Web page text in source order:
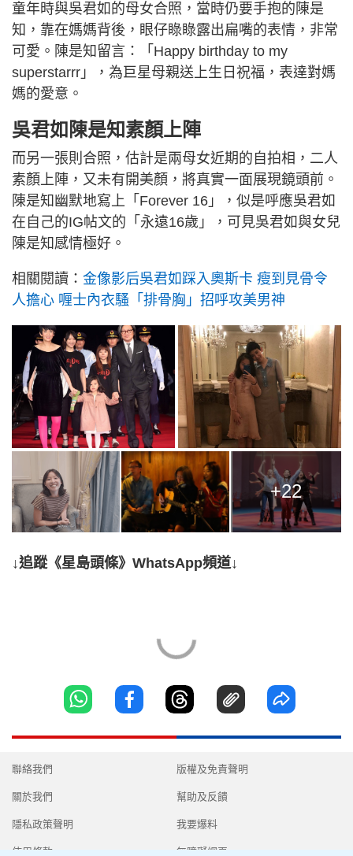
童年時與吳君如的母女合照，當時仍要手抱的陳是
知，靠在媽媽背後，眼仔睩睩露出扁嘴的表情，非常
可愛。陳是知留言：「Happy birthday to my
superstarrr」，為巨星母親送上生日祝福，表達對媽
媽的愛意。
吳君如陳是知素顏上陣
而另一張則合照，估計是兩母女近期的自拍相，二人
素顏上陣，又未有開美顏，將真實一面展現鏡頭前。
陳是知幽默地寫上「Forever 16」，似是呼應吳君如
在自己的IG帖文的「永遠16歲」，可見吳君如與女兒
陳是知感情極好。
相關閱讀： 金像影后吳君如踩入奧斯卡 瘦到見骨令
人擔心 喱士內衣騷「排骨胸」招呼攻美男神
+22
↓追蹤《星島頭條》WhatsApp頻道↓
聯絡我們
關於我們
隱私政策聲明
使用條款
版權及免責聲明
幫助及反饋
我要爆料
無障礙網頁